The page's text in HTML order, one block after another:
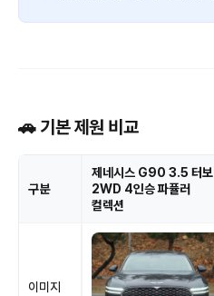
🚗 기본 제원 비교
구분
제네시스 G90 3.5 터보
2WD 4인승 파퓰러
컬렉션
이미지